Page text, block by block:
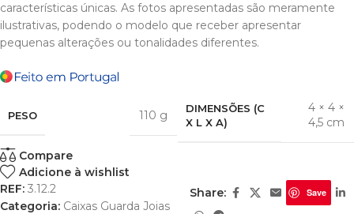
características únicas. As fotos apresentadas são meramente
ilustrativas, podendo o modelo que receber apresentar
pequenas alterações ou tonalidades diferentes.
PESO 110 g
DIMENSÕES (C
X L X A)
4 × 4 ×
4,5 cm
Compare
Adicione à wishlist
REF: 3.12.2
Categoria: Caixas Guarda Joias
Share: Save